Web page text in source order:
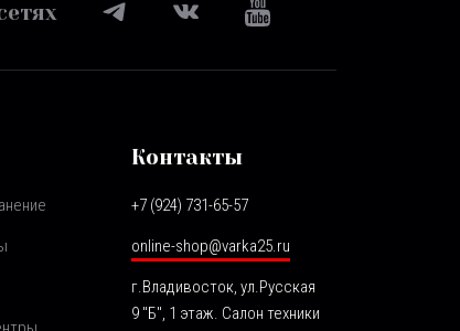
Контакты
+7 (924) 731-65-57
online-shop@varka25.ru
г.Владивосток, ул.Русская
9 "Б", 1 этаж. Салон техники